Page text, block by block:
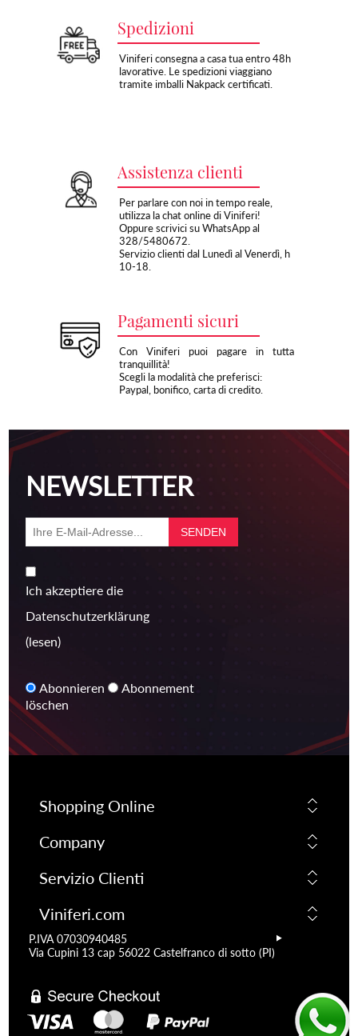
Spedizioni
Viniferi consegna a casa tua entro 48h
lavorative. Le spedizioni viaggiano
tramite imballi Nakpack certificati.
Assistenza clienti
Per parlare con noi in tempo reale,
utilizza la chat online di Viniferi!
Oppure scrivici su WhatsApp al
328/5480672.
Servizio clienti dal Lunedì al Venerdì, h
10-18.
Pagamenti sicuri
Con Viniferi puoi pagare in tutta
tranquillità!
Scegli la modalità che preferisci:
Paypal, bonifico, carta di credito.
NEWSLETTER
Ich akzeptiere die
Datenschutzerklärung
(lesen)
Abonnieren
Abonnement
löschen
Shopping Online
Company
Servizio Clienti
Viniferi.com
P.IVA 07030940485
Via Cupini 13 cap 56022 Castelfranco di sotto (PI)